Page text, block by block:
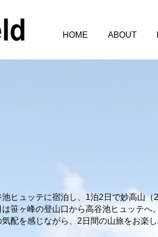
HOME ABOUT
池ヒュッテに宿泊し、1泊2日で妙高山（
は笹ヶ峰の登山口から高谷池ヒュッテへ
気配を感じながら、2日間の山旅をお楽